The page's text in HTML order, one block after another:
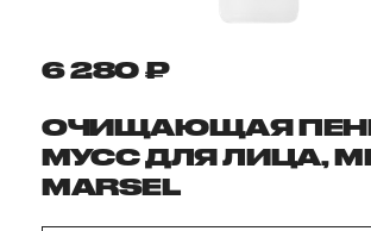
6 280 ₽
ОЧИЩАЮЩАЯ
МУСС ДЛЯ ЛИЦА,
MARSEL